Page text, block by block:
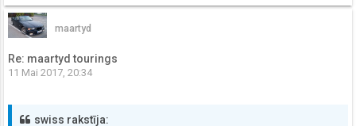
maartyd
Re: maartyd tourings
11 Mai 2017, 20:34
swiss rakstīja: